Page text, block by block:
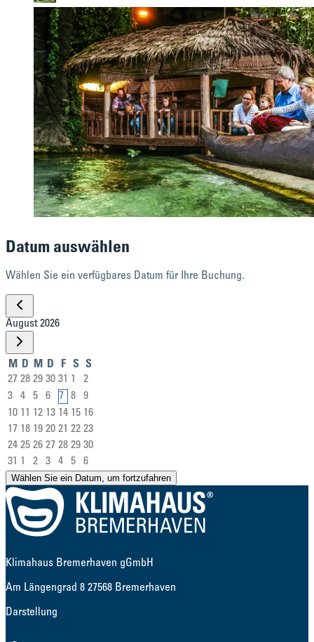
Datum auswählen
Wählen Sie ein verfügbares Datum für Ihre Buchung.
August 2026
M D M D F S S
27 28 29 30 31 1
2
3
4 5 6 7 8
9
10 11 12 13 14 15 16
17 18 19 20 21 22 23
24 25 26 27 28 29 30
31 1 2 3 4 5 6
Wählen Sie ein Datum, um fortzufahren
Klimahaus Bremerhaven gGmbH
Am Längengrad 8 27568 Bremerhaven
Darstellung